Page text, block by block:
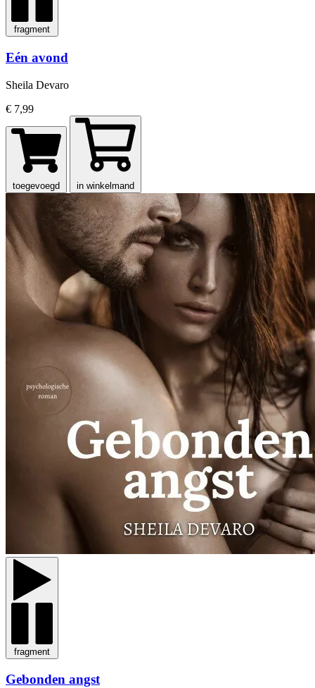
fragment
Eén avond
Sheila Devaro
€ 7,99
toegevoegd in winkelmand
fragment
Gebonden angst